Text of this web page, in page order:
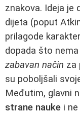
znakova. Ideja je
dijeta (poput
prilagode
dopada što
zabavan način za
su poboljšali
Međutim, glavni
strane nauke i